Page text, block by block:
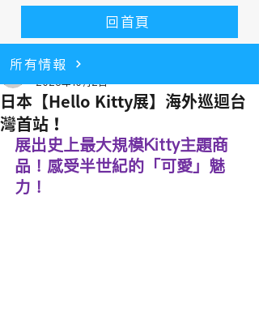
回首頁
日本【Hello Kitty展】海外巡迴台
灣首站！
alice9166
2025年10月2日
展出史上最大規模Kitty主題商
品！感受半世紀的「可愛」魅
力！
所有情報